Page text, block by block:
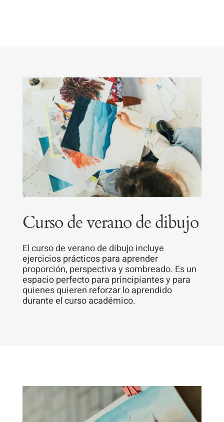
Curso de verano de dibujo
El curso de verano de dibujo incluye
ejercicios prácticos para aprender
proporción, perspectiva y sombreado. Es un
espacio perfecto para principiantes y para
quienes quieren reforzar lo aprendido
durante el curso académico.